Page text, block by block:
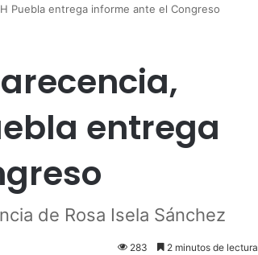
Puebla entrega informe ante el Congreso
entrega
de Rosa Isela Sánchez
283 2 minutos de lectura